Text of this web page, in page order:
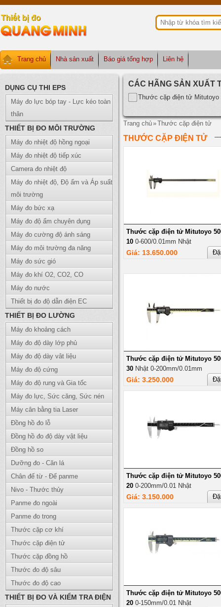
Trang chủ Nhà sản xuất Báo giá tổng hợp Liên hệ
DỤNG CỤ THI EPS
Máy đo lực bóp tay - Lực kéo toàn
thân
THIẾT BỊ ĐO MÔI TRƯỜNG
Máy đo nhiệt độ hồng ngoại
Máy đo nhiệt độ tiếp xúc
Camera đo nhiệt độ
Máy đo nhiệt độ, Độ ẩm và Áp suất
môi trường
Máy đo bức xạ
Máy đo độ ẩm chuyên dụng
Máy đo cường độ ánh sáng
Máy đo môi trường đa năng
Máy đo sức gió
Máy đo khí O2, CO2, CO
Máy đo nước
Thiết bị đo độ dẫn điện EC
THIẾT BỊ ĐO LƯỜNG
Máy đo khoảng cách
Máy đo độ dày lớp phủ
Máy đo độ dày vât liệu
Máy đo độ cứng
Máy đo độ rung và Gia tốc
Máy đo lực, Sức căng, Sức nén
Máy cân bằng tia Laser
Đồng hồ đo lỗ
Đồng hồ đo độ dày vật liệu
Đồng hồ so
Dưỡng đo - Căn lá
Chân đế từ - Đế panme
Nivo - Thước thủy
Panme đo ngoài
Panme đo trong
Thước cặp cơ khí
Thước cặp điện tử
Thước cặp đồng hồ
Thước đo độ sâu
Thước đo độ cao
THIẾT BỊ ĐO VÀ KIỂM TRA ĐIỆN
CÁC HÃNG SẢN XUẤT
Thước cặp điện tử Mitutoyo
Trang chủ»Thước cặp điện tử
THƯỚC CẶP ĐIỆN TỬ
Thước cặp điện tử Mitutoyo
10 0-600/0.01mm Nhật
Giá: 13.650.000
Thước cặp điện tử Mitutoyo
30 Nhật 0-200mm/0.01mm
Giá: 3.250.000
Thước cặp điện tử Mitutoyo
20 0-200mm/0.01 Nhật
Giá: 3.150.000
Thước cặp điện tử Mitutoyo
20 0-150mm/0.01 Nhật